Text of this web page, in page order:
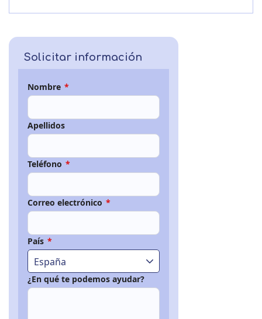
Solicitar información
Nombre *
Apellidos
Teléfono *
Correo electrónico *
País *
España
¿En qué te podemos ayudar?